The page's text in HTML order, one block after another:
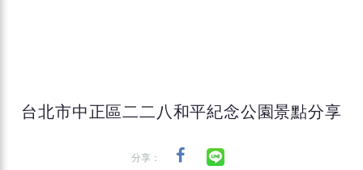
台北市中正區二二八和平紀念公園景點分享
分享：